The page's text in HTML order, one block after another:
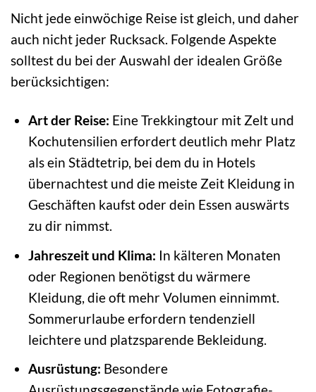
Nicht jede einwöchige Reise ist gleich, und daher
auch nicht jeder Rucksack. Folgende Aspekte
solltest du bei der Auswahl der idealen Größe
berücksichtigen:
Art der Reise: Eine Trekkingtour mit Zelt und
Kochutensilien erfordert deutlich mehr Platz
als ein Städtetrip, bei dem du in Hotels
übernachtest und die meiste Zeit Kleidung in
Geschäften kaufst oder dein Essen auswärts
zu dir nimmst.
Jahreszeit und Klima: In kälteren Monaten
oder Regionen benötigst du wärmere
Kleidung, die oft mehr Volumen einnimmt.
Sommerurlaube erfordern tendenziell
leichtere und platzsparende Bekleidung.
Ausrüstung: Besondere